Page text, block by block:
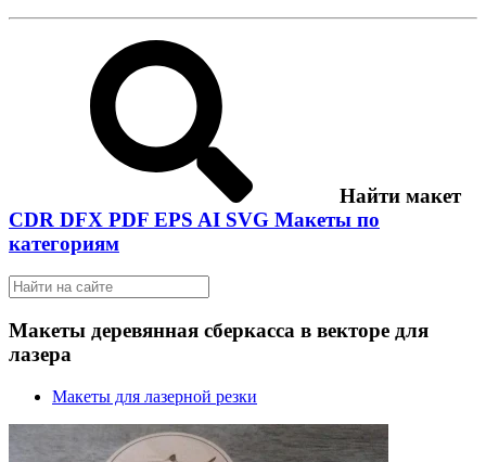
Найти макет
CDR DFX PDF EPS AI SVG Макеты по
категориям
Макеты деревянная сберкасса в векторе для
лазера
Макеты для лазерной резки